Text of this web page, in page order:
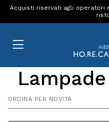
Acquisti riservati agli operatori
ORDINA PER NOVITÀ